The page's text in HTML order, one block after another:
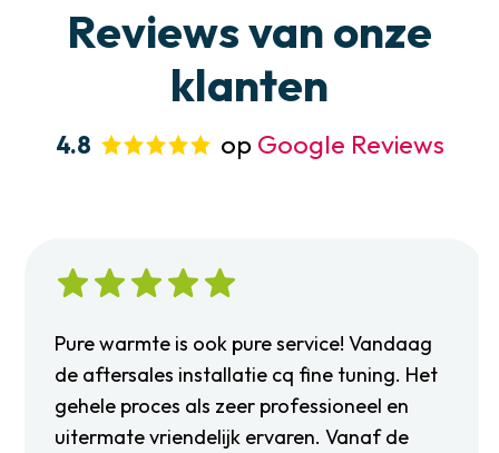
Reviews van onze
klanten
4.8 op Google Reviews
Pure warmte is ook pure service! Vandaag
de aftersales installatie cq fine tuning. Het
gehele proces als zeer professioneel en
uitermate vriendelijk ervaren. Vanaf de